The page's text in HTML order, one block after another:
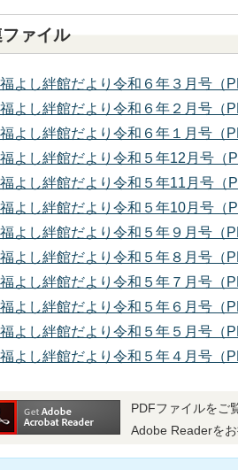
ファイル
福よし絆館だより令和６年３月号（
福よし絆館だより令和６年２月号（
福よし絆館だより令和６年１月号（
福よし絆館だより令和５年12月号（
福よし絆館だより令和５年11月号（
福よし絆館だより令和５年10月号（
福よし絆館だより令和５年９月号（
福よし絆館だより令和５年８月号（
福よし絆館だより令和５年７月号（
福よし絆館だより令和５年６月号（
福よし絆館だより令和５年５月号（
福よし絆館だより令和５年４月号（
PDFファイルをご
Adobe Readerを